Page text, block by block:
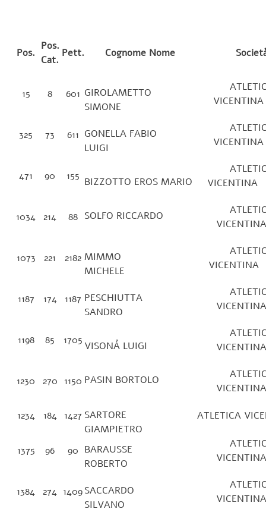
Pos.
Pos.
Cat.
Pett. Cognome Nome
15 8 601 GIROLAMETTO
SIMONE
325 73 611 GONELLA FABIO
LUIGI
471 90 155 BIZZOTTO EROS MARIO
1034 214 88 SOLFO RICCARDO
1073 221 2182 MIMMO
MICHELE
1187 174 1187 PESCHIUTTA
SANDRO
1198 85 1705 VISONÁ LUIGI
1230 270 1150 PASIN BORTOLO
1234 184 1427 SARTORE
GIAMPIETRO
ATLETICA
1375 96 90 BARAUSSE
ROBERTO
1384 274 1409SACCARDO
SILVANO